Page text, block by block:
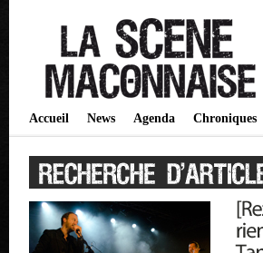
Accueil News Agenda Chroniques